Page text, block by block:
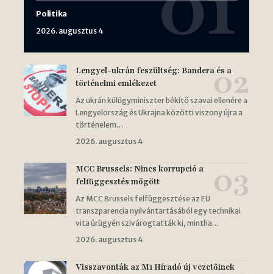
Politika
2026. augusztus 4
Lengyel-ukrán feszültség: Bandera és a
történelmi emlékezet
Az ukrán külügyminiszter békítő szavai ellenére a
Lengyelország és Ukrajna közötti viszony újra a
történelem…
2026. augusztus 4
MCC Brussels: Nincs korrupció a
felfüggesztés mögött
Az MCC Brussels felfüggesztése az EU
transzparencia nyilvántartásából egy technikai
vita ürügyén szivárogtatták ki, mintha…
2026. augusztus 4
Visszavonták az M1 Híradó új vezetőinek